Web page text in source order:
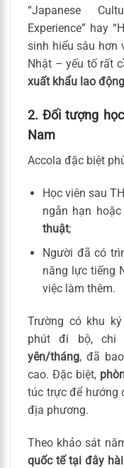
“Japanese
Experience” hay
sinh hiểu sâu hơn
Nhật – yếu tố rất
xuất khẩu lao
2. Đối tượng
Nam
Accola đặc biệt
Học viên sau
ngắn hạn
thuật;
Người đã có
năng lực tiếng
việc làm thêm.
Trường có khu
phút đi bộ, chi
yên/tháng, đã
cao. Đặc biệt,
túc trực để hướng
địa phương.
Theo khảo sát
quốc tế tại đây